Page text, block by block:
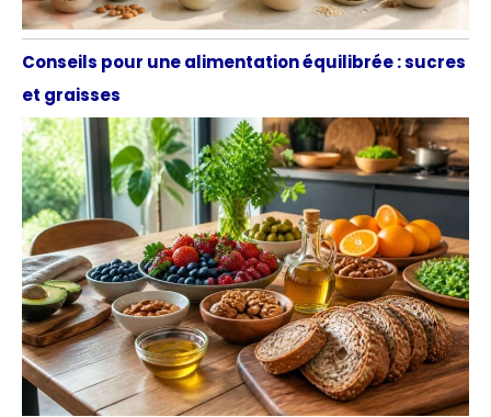
Conseils pour une alimentation équilibrée : sucres
et graisses